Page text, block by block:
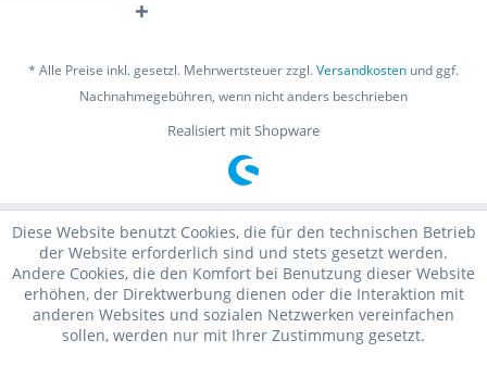
* Alle Preise inkl. gesetzl. Mehrwertsteuer zzgl.Versandkosten und ggf.
Nachnahmegebühren, wenn nicht anders beschrieben
Realisiert mit Shopware
Diese Website benutzt Cookies, die für den technischen Betrieb
der Website erforderlich sind und stets gesetzt werden.
Andere Cookies, die den Komfort bei Benutzung dieser Website
erhöhen, der Direktwerbung dienen oder die Interaktion mit
anderen Websites und sozialen Netzwerken vereinfachen
sollen, werden nur mit Ihrer Zustimmung gesetzt.